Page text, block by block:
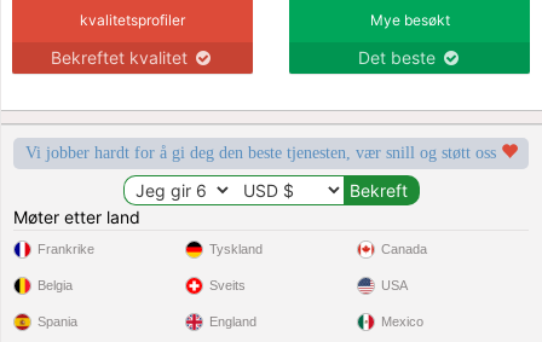
kvalitetsprofiler
Bekreftet kvalitet
Mye besøkt
Det beste
Vi jobber hardt for å gi deg den beste tjenesten, vær snill og støtt oss
Møter etter land
Frankrike
Belgia
Spania
Tyskland
Sveits
England
Canada
USA
Mexico